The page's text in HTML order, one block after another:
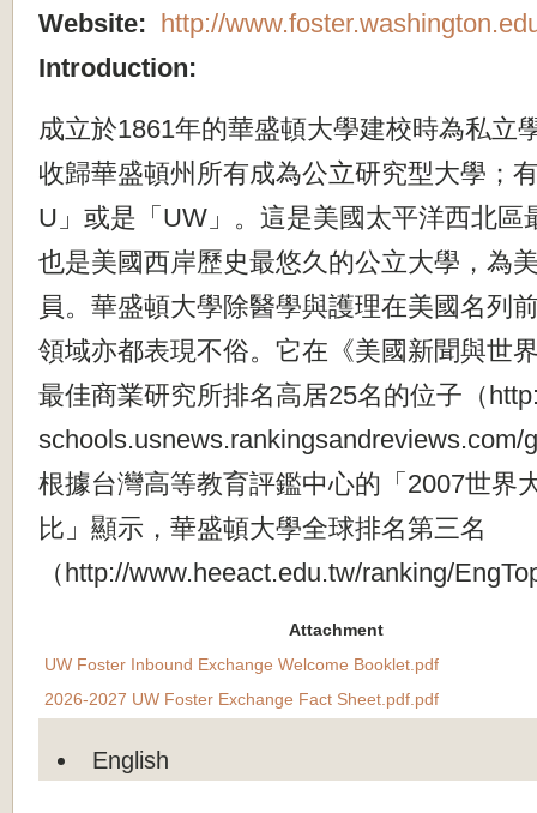
Website: http://
Introduction:
成立於1861年的華盛頓大學建校時為私立
收歸華盛頓州所有成為公立研究型大學；
U」或是「UW」。這是美國太平洋西北區
也是美國西岸歷史最悠久的公立大學，為
員。華盛頓大學除醫學與護理在美國名列
領域亦都表現不俗。它在《美國新聞與世
最佳商業研究所排名高居25名的位子（
schools.usnews.rankingsandreviews.com/
根據台灣高等教育評鑑中心的「2007世界
比」顯示，華盛頓大學全球排名第三名
（http://www.heeact.edu.tw/ranking/
Attachment
UW Foster Inbound Exchange Welcome Booklet.pdf
2026-2027 UW Foster Exchange Fact Sheet.pdf.pdf
English